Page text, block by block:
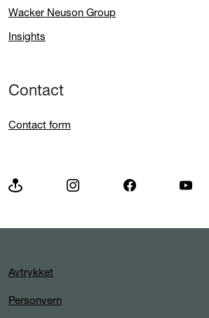
Wacker Neuson Group
Insights
Contact
Contact form
Avtrykket
Personvern